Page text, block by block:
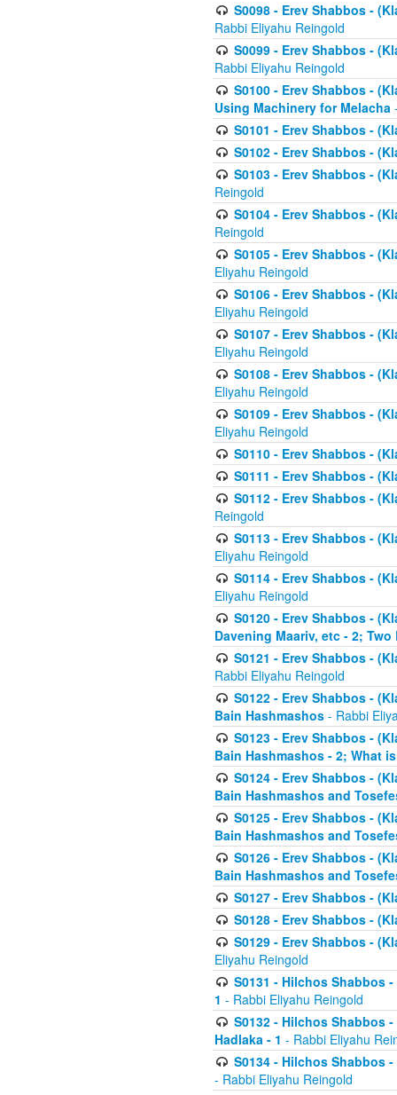
S0098 - Erev Shabbos -
Rabbi Eliyahu Reingold
S0099 - Erev Shabbos -
Rabbi Eliyahu Reingold
S0100 - Erev Shabbos -
Using Machinery for Melacha
S0101 - Erev Shabbos -
S0102 - Erev Shabbos -
S0103 - Erev Shabbos -
Reingold
S0104 - Erev Shabbos -
Reingold
S0105 - Erev Shabbos -
Eliyahu Reingold
S0106 - Erev Shabbos -
Eliyahu Reingold
S0107 - Erev Shabbos -
Eliyahu Reingold
S0108 - Erev Shabbos -
Eliyahu Reingold
S0109 - Erev Shabbos -
Eliyahu Reingold
S0110 - Erev Shabbos -
S0111 - Erev Shabbos -
S0112 - Erev Shabbos -
Reingold
S0113 - Erev Shabbos -
Eliyahu Reingold
S0114 - Erev Shabbos -
Eliyahu Reingold
S0120 - Erev Shabbos -
Davening Maariv, etc - 2;
S0121 - Erev Shabbos -
Rabbi Eliyahu Reingold
S0122 - Erev Shabbos -
Bain Hashmashos - Rabbi
S0123 - Erev Shabbos -
Bain Hashmashos - 2; What
S0124 - Erev Shabbos -
Bain Hashmashos and
S0125 - Erev Shabbos -
Bain Hashmashos and
S0126 - Erev Shabbos -
Bain Hashmashos and
S0127 - Erev Shabbos -
S0128 - Erev Shabbos -
S0129 - Erev Shabbos -
Eliyahu Reingold
S0131 - Hilchos Shabbos
1 - Rabbi Eliyahu Reingold
S0132 - Hilchos Shabbos
Hadlaka - 1 - Rabbi Eliyahu
S0134 - Hilchos Shabbos
- Rabbi Eliyahu Reingold